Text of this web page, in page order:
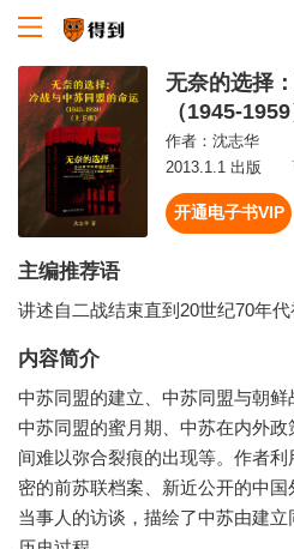
无奈的选择
（1945-
作者： 沈志华
2013.1.1 出版
开通电子书VIP
主编推荐语
讲述自二战结束直到20世纪70年代
内容简介
中苏同盟的建立、中苏同盟与朝
中苏同盟的蜜月期、中苏在内外
间难以弥合裂痕的出现等。作者
密的前苏联档案、新近公开的中国
当事人的访谈，描绘了中苏由建